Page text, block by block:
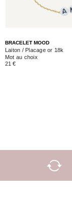
BRACELET MOOD
Laiton / Placage or 18k
Mot au choix
21 €